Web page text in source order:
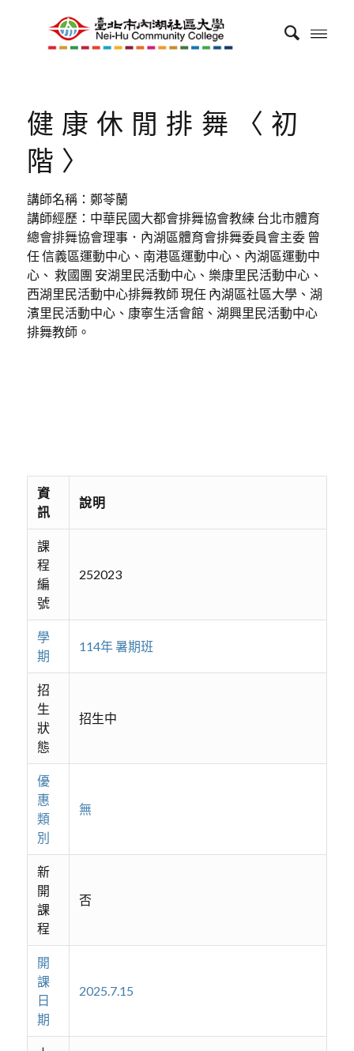
健康休閒排舞〈初
階〉
講師名稱：鄭苓蘭
講師經歷：中華民國大都會排舞協會教練 台北市體育
總會排舞協會理事．內湖區體育會排舞委員會主委 曾
任 信義區運動中心、南港區運動中心、內湖區運動中
心、 救國團 安湖里民活動中心、樂康里民活動中心、
西湖里民活動中心排舞教師 現任 內湖區社區大學、湖
濱里民活動中心、康寧生活會館、湖興里民活動中心
排舞教師。
資
訊
說明
課
程
編
號
252023
學
期
114年 暑期班
招
生
狀
態
招生中
優
惠
類
別
無
新
開
課
程
否
開
課
日
期
2025.7.15